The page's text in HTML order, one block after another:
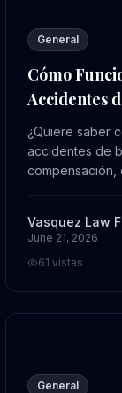
General
Cómo
Accidentes
2026
¿Quiere saber
accidentes de
compensación,
Vasquez Law
June 21, 2026
61 vistas
Tus Derechos
Colapso del
General